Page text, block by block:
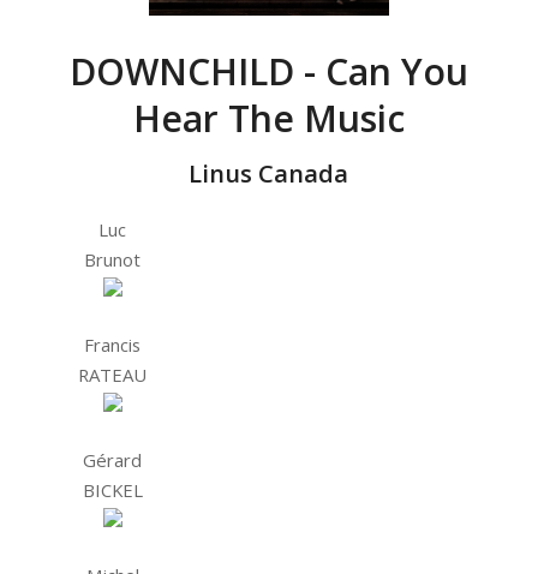
DOWNCHILD - Can You
Hear The Music
Linus Canada
Luc
Brunot
Francis
RATEAU
Gérard
BICKEL